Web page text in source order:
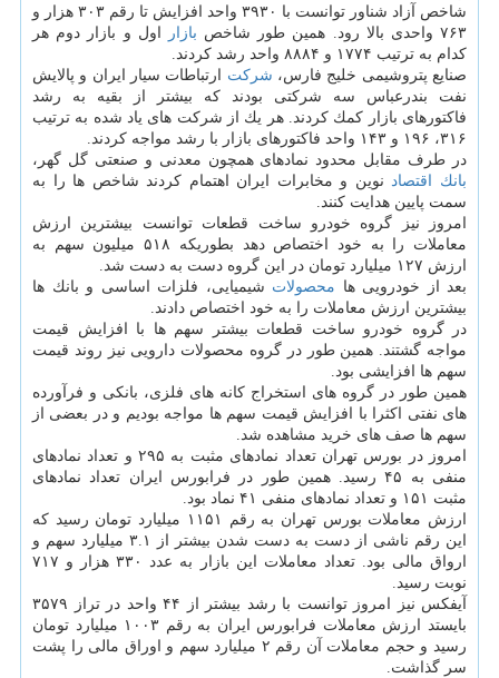
شاخص آزاد شناور توانست با ۳۹۳۰ واحد افزایش تا رقم ۳۰۳ هزار و
۷۶۳ واحدی بالا رود. همین طور شاخص
بازار
اول و بازار دوم هر
كدام به ترتیب ۱۷۷۴ و ۸۸۸۴ واحد رشد كردند.
صنایع پتروشیمی خلیج فارس، شركت ارتباطات سیار ایران و پالایش
نفت بندرعباس سه شركتی بودند كه بیشتر از بقیه به رشد
فاكتورهای بازار كمك كردند. هر یك از شركت های یاد شده به ترتیب
۳۱۶، ۱۹۶ و ۱۴۳ واحد فاكتورهای بازار با رشد مواجه كردند.
در طرف مقابل محدود نمادهای همچون معدنی و صنعتی گل گهر،
بانك اقتصاد نوین و مخابرات ایران اهتمام كردند شاخص ها را به
سمت پایین هدایت كنند.
امروز نیز گروه خودرو ساخت قطعات توانست بیشترین ارزش
معاملات را به خود اختصاص دهد بطوریكه ۵۱۸ میلیون سهم به
ارزش ۱۲۷ میلیارد تومان در این گروه دست به دست شد.
بعد از خودرویی ها محصولات شیمیایی، فلزات اساسی و بانك ها
بیشترین ارزش معاملات را به خود اختصاص دادند.
در گروه خودرو ساخت قطعات بیشتر سهم ها با افزایش قیمت
مواجه گشتند. همین طور در گروه محصولات دارویی نیز روند قیمت
سهم ها افزایشی بود.
همین طور در گروه های استخراج كانه های فلزی، بانكی و فرآورده
های نفتی اكثرا با افزایش قیمت سهم ها مواجه بودیم و در بعضی از
سهم ها صف های خرید مشاهده شد.
امروز در بورس تهران تعداد نمادهای مثبت به ۲۹۵ و تعداد نمادهای
منفی به ۴۵ رسید. همین طور در فرابورس ایران تعداد نمادهای
مثبت ۱۵۱ و تعداد نمادهای منفی ۴۱ نماد بود.
ارزش معاملات بورس تهران به رقم ۱۱۵۱ میلیارد تومان رسید كه
این رقم ناشی از دست به دست شدن بیشتر از ۳.۱ میلیارد سهم و
ارواق مالی بود. تعداد معاملات این بازار به عدد ۳۳۰ هزار و ۷۱۷
نوبت رسید.
آیفكس نیز امروز توانست با رشد بیشتر از ۴۴ واحد در تراز ۳۵۷۹
بایستد ارزش معاملات فرابورس ایران به رقم ۱۰۰۳ میلیارد تومان
رسید و حجم معاملات آن رقم ۲ میلیارد سهم و اوراق مالی را پشت
سر گذاشت.